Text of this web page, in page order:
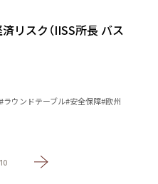
リスク（IISS所長 バス
#ラウンドテーブル#安全保障#欧州
10